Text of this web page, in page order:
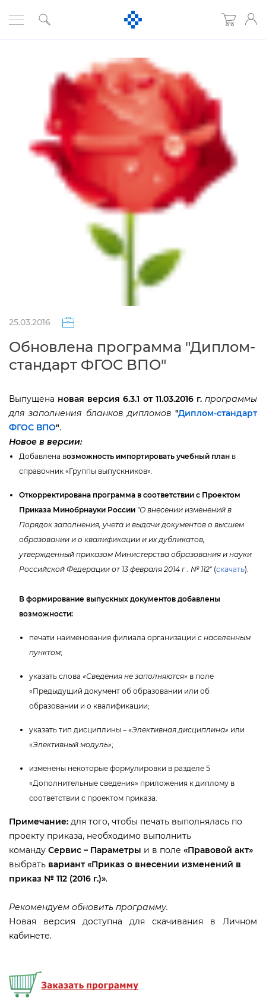
25.03.2016
Обновлена программа "Диплом-
стандарт ФГОС ВПО"
ыпущена новая версия 6.3.1 от 11.03.2016 г.программы
для заполнения бланков дипломо "Диплом-стандарт
ФГОС ВПО".
Новое в версии:
Добавленаозможность импортировать учебный план
справочник «Группы выпускников».
Откорректирована программа в соответствии с Проектом
Приказа Минобрнауки России "О внесении изменений
Порядок заполнения, учета и выдачи документов о высшем
образовании и о квалификации и их дубликатов,
утвержденный приказом Министерства образования и науки
Российской Федерации от 13 февраля 2014 г . № 112" (скачать).
формирование выпускных документов добавлены
озможности:
печати наименования филиала организации с населенным
пунктом;
указать слова «Сведения не заполняются» поле
«Предыдущий документ об образовании или о
образовании и о квалификации;
указать тип дисциплины – «Элективная дисциплина» или
«Элективный модуль»;
изменены некоторые формулировки в разделе 5
«Дополнительные сведения» приложения к диплому
соответствии с проектом приказа.
Примечание: для того, чтобы печать выполнялась по
проекту приказа, необходимо выполнить
команду Сервис – Параметры и в поле «Правовой акт»
ыбрать ариант «Приказ о внесении изменений
приказ № 112 (2016 г.)».
Рекомендуем обновить программу.
Новая версия доступна для скачивания в Личном
кабинете.